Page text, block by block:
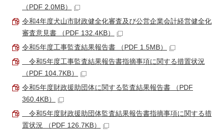
（PDF 2.0MB）
令和4年度犬山市財政健全化審査及び公営企業会計経営健全化
審査意見書 （PDF 132.4KB）
令和5年度工事監査結果報告書 （PDF 1.5MB）
令和5年度工事監査結果報告書指摘事項に関する措置状況
（PDF 104.7KB）
令和5年度財政援助団体に関する監査結果報告書 （PDF
360.4KB）
令和5年度財政援助団体監査結果報告書指摘事項に関する措
置状況 （PDF 126.7KB）